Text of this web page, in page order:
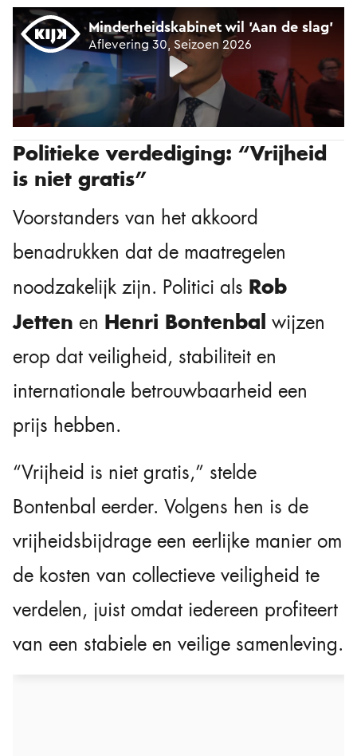
Politieke verdediging: “Vrijheid
is niet gratis”
Voorstanders van het akkoord
benadrukken dat de maatregelen
noodzakelijk zijn. Politici als Rob
Jetten en Henri Bontenbal wijzen
erop dat veiligheid, stabiliteit en
internationale betrouwbaarheid een
prijs hebben.
“Vrijheid is niet gratis,” stelde
Bontenbal eerder. Volgens hen is de
vrijheidsbijdrage een eerlijke manier om
de kosten van collectieve veiligheid te
verdelen, juist omdat iedereen profiteert
van een stabiele en veilige samenleving.